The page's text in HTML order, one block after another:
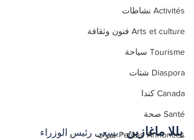
Activités نشاطات
Arts et culture فنون وثقافة
Tourisme سياحة
Diaspora شتات
Canada كندا
Santé صحة
Petites Annonces مبوب
يللا ماغازين - يسعى رئيس الوزراء